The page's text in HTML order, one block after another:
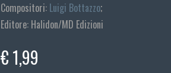
Compositori: Luigi Bottazzo;
Editore: Halidon/MD Edizioni
€ 1,99